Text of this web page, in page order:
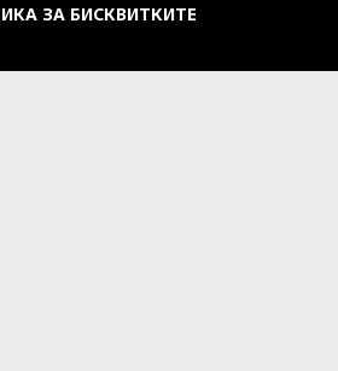
ЗА БИСКВИТКИТЕ